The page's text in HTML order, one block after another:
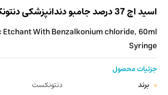
اسید اچ 37 درصد جامبو دندانپزشکی دنتونکست (ویسکوزیته بالا) سرنگ 60 میلی لیتر
Etchant With Benzalkonium chloride, 60ml
Syringe
جزئیات محصول
برند
دنتونکست